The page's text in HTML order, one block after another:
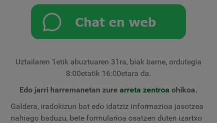
Uztailaren 1etik abuztuaren 31ra, biak barne, ordutegia
8:00etatik 16:00etara da.
Edo jarri harremanetan zure arreta zentroa ohikoa.
Galdera, iradokizun bat edo idatziz informazioa jasotzea
nahiago baduzu, bete formularioa osatzen duten izartxo